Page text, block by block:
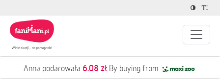
Anna podarowała 6.08 złBy buying from